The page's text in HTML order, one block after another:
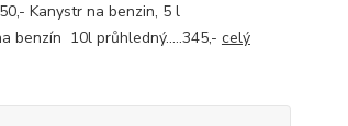
Kanystr na benzin, 5 l
benzín 10l průhledný.....345,- celý